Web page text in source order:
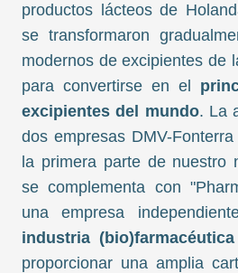
productos lácteos de
se transformaron
modernos de excipientes de
para convertirse en el
excipientes del mundo. La
dos empresas DMV-
la primera parte de nuestro
se complementa con
una empresa
industria
proporcionar una amplia